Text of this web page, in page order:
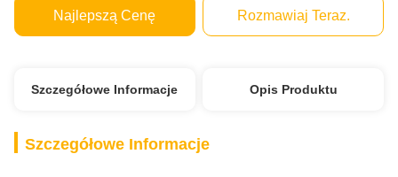
Najlepszą Cenę Rozmawiaj Teraz.
Szczegółowe Informacje Opis Produktu
Szczegółowe Informacje